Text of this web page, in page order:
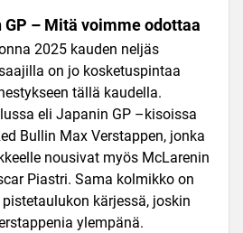
GP – Mitä voimme odottaa
2025 kauden neljäs
on jo kosketuspintaa
tällä kaudella.
eli Japanin GP –kisoissa
Bullin Max Verstappen, jonka
nousivat myös McLarenin
Piastri. Sama kolmikko on
kärjessä, joskin
ylempänä.